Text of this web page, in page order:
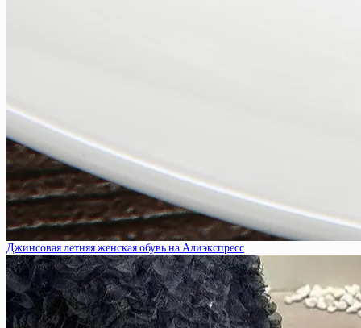
Джинсовая летняя женская обувь на Алиэкспресс